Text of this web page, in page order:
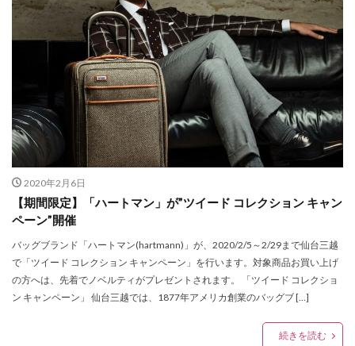
2020年2月6日
【期間限定】「ハートマン」が”ツイード コレクション キャン
ペーン”開催
バッグブランド「ハートマン(hartmann)」が、2020/2/5～2/29まで仙台三越
で「ツイード コレクション キャンペーン」を行います。対象商品お買い上げ
の方へは、先着でノベルティがプレゼントされます。 「ツイード コレクショ
ン キャンペーン」 仙台三越では、1877年アメリカ創業のバッグブ […]
続きを読む
ネックレス
ノースフェイス
ハッピーバレンタインキャンペーン
ハラジュクジャック
ハルサイフとハルカバン
ハワイアンズフェア
ハンドバッグ
ハンドメイドアクセサリー
ハンドメイドジュエリー
ハンドメイドリンク
ハートダンス
ハートマン
バオバオ イッセイ ミヤケ
バスケットボール
バレエシューズブランド
バレットオブフラッシュ
バレンタイン
バレンタイン限定
パクスプエラ
パタゴニア
パタゴニア中古
パタゴニア仙台
パタゴニア古着
パタゴニア定番
パタゴニア新品
パタゴニア最新
ビックボス仙台